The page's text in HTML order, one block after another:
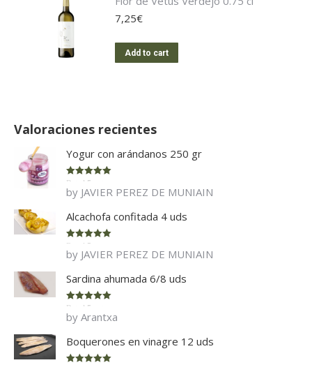
7,25€
Add to cart
Valoraciones recientes
Yogur con arándanos 250 gr
Rated 5
of 5
by JAVIER PEREZ DE MUNIAIN
Alcachofa confitada 4 uds
Rated 5
of 5
by JAVIER PEREZ DE MUNIAIN
Sardina ahumada 6/8 uds
Rated 5
of 5
by Arantxa
Boquerones en vinagre 12 uds